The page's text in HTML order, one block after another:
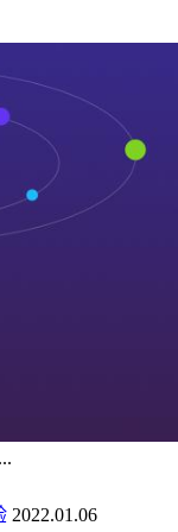
2022.01.06